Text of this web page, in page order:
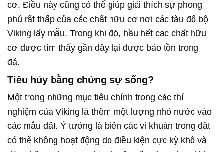
cơ. Điều này cũng có thể giúp giải thích sự phong
phú rất thấp của các chất hữu cơ nơi các tàu đổ bộ
Viking lấy mẫu. Trong khi đó, hầu hết các chất hữu
cơ được tìm thấy gần đây lại được bảo tồn trong
đá.
Tiêu hủy bằng chứng sự sống?
Một trong những mục tiêu chính trong các thí
nghiệm của Viking là thêm một lượng nhỏ nước vào
các mẫu đất. Ý tưởng là biến các vi khuẩn trong đất
có thể không hoạt động do điều kiện cực kỳ khô và